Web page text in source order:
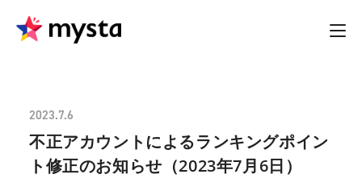
2023.7.6
不正アカウントによるランキングポイン
ト修正のお知らせ（2023年7月6日）